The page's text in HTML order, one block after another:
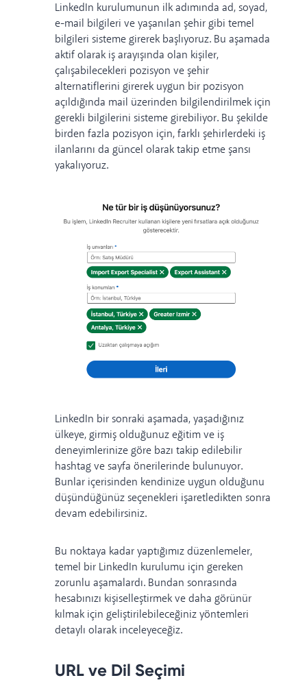
LinkedIn kurulumunun ilk adımında ad, soyad,
e-mail bilgileri ve yaşanılan şehir gibi temel
bilgileri sisteme girerek başlıyoruz. Bu aşamada
aktif olarak iş arayışında olan kişiler,
çalışabilecekleri pozisyon ve şehir
alternatiflerini girerek uygun bir pozisyon
açıldığında mail üzerinden bilgilendirilmek için
gerekli bilgilerini sisteme girebiliyor. Bu şekilde
birden fazla pozisyon için, farklı şehirlerdeki iş
ilanlarını da güncel olarak takip etme şansı
yakalıyoruz.
LinkedIn bir sonraki aşamada, yaşadığınız
ülkeye, girmiş olduğunuz eğitim ve iş
deneyimlerinize göre bazı takip edilebilir
hashtag ve sayfa önerilerinde bulunuyor.
Bunlar içerisinden kendinize uygun olduğunu
düşündüğünüz seçenekleri işaretledikten sonra
devam edebilirsiniz.
Bu noktaya kadar yaptığımız düzenlemeler,
temel bir LinkedIn kurulumu için gereken
zorunlu aşamalardı. Bundan sonrasında
hesabınızı kişiselleştirmek ve daha görünür
kılmak için geliştirilebileceğiniz yöntemleri
detaylı olarak inceleyeceğiz.
URL ve Dil Seçimi